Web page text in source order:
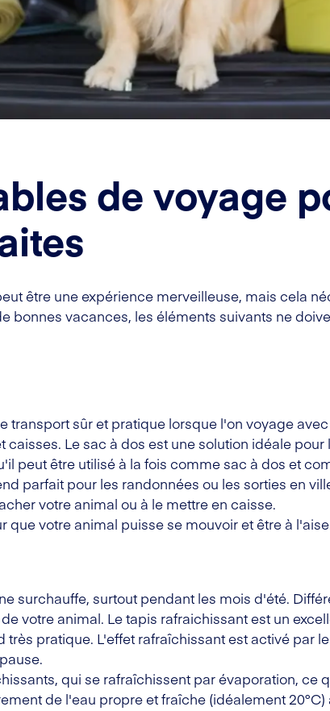
de voyage
être une expérience merveilleuse, mais cela
bonnes vacances, les éléments suivants ne
transport sûr et pratique lorsque l'on voyage
Le sac à dos est une solution idéale pour
peut être utilisé à la fois comme sac à dos et
parfait pour les randonnées ou les sorties en
votre animal ou à le mettre en caisse.
que votre animal puisse se mouvoir et être à
surchauffe, surtout pendant les mois d'été.
votre animal. Le tapis rafraichissant est un
très pratique. L'effet rafraîchissant est activé par
qui se rafraîchissent par évaporation, ce
de l'eau propre et fraîche (idéalement 20°C)